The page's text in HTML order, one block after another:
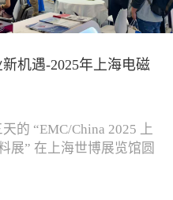
机遇-2025年上海电磁
的 “EMC/China 2025 上
展” 在上海世博展览馆圆
域的行业盛会，本届展